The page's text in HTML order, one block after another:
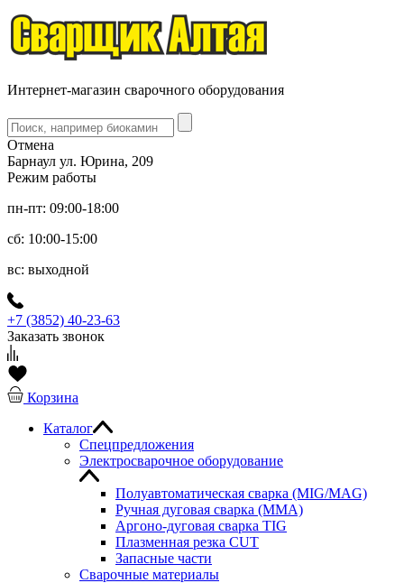
Интернет-магазин сварочного оборудования
Отмена
Барнаул ул. Юрина, 209
Режим работы
пн-пт: 09:00-18:00
сб: 10:00-15:00
вс: выходной
+7 (3852) 40-23-63
Заказать звонок
Корзина
Каталог
Спецпредложения
Электросварочное оборудование
Полуавтоматическая сварка (MIG/MAG)
Ручная дуговая сварка (MMA)
Аргоно-дуговая сварка TIG
Плазменная резка CUT
Запасные части
Сварочные материалы